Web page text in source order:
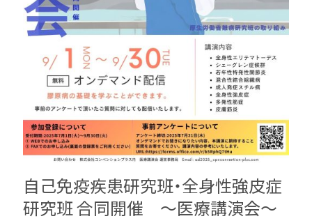
自己免疫疾患研究班・全身性強皮症
研究班 合同開催 ～医療講演会～